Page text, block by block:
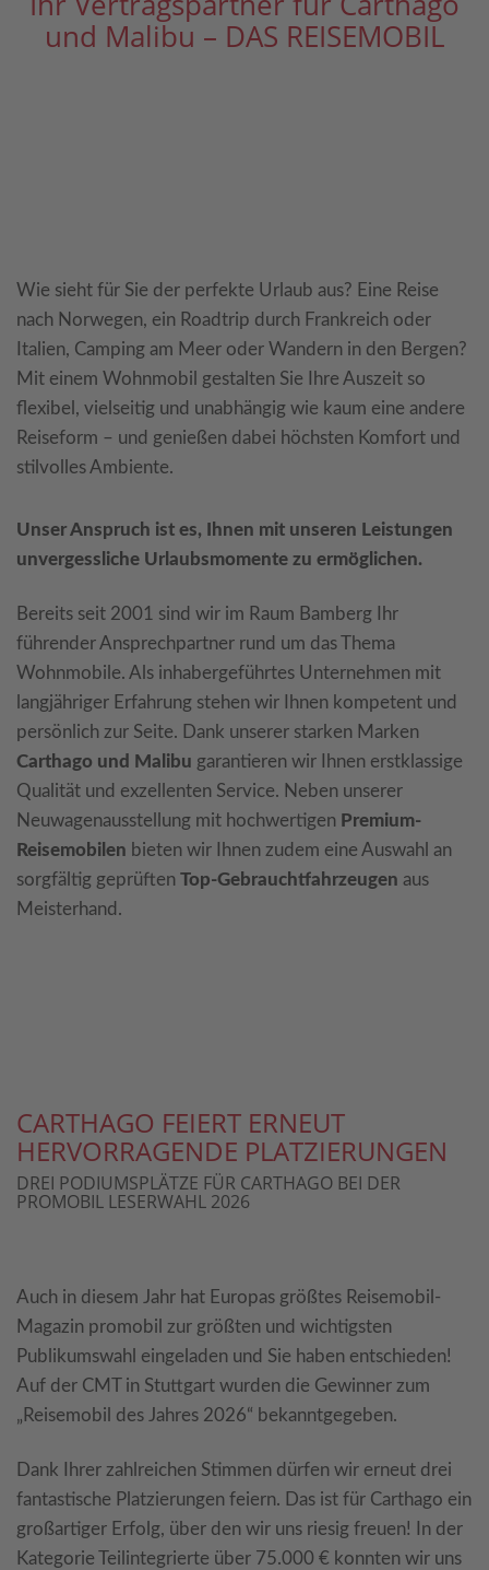
und Malibu – DAS REISEMOBIL
Wie sieht für Sie der perfekte Urlaub aus? Eine Reise
nach Norwegen, ein Roadtrip durch Frankreich oder
Italien, Camping am Meer oder Wandern in den Bergen?
Mit einem Wohnmobil gestalten Sie Ihre Auszeit so
flexibel, vielseitig und unabhängig wie kaum eine andere
Reiseform – und genießen dabei höchsten Komfort und
stilvolles Ambiente.
Unser Anspruch ist es, Ihnen mit unseren Leistungen
unvergessliche Urlaubsmomente zu ermöglichen.
Bereits seit 2001 sind wir im Raum Bamberg Ihr
führender Ansprechpartner rund um das Thema
Wohnmobile. Als inhabergeführtes Unternehmen mit
langjähriger Erfahrung stehen wir Ihnen kompetent und
persönlich zur Seite. Dank unserer starken Marken
Carthago und Malibu garantieren wir Ihnen erstklassige
Qualität und exzellenten Service. Neben unserer
Neuwagenausstellung mit hochwertigen Premium-
Reisemobilen bieten wir Ihnen zudem eine Auswahl an
sorgfältig geprüften Top-Gebrauchtfahrzeugen aus
Meisterhand.
CARTHAGO FEIERT ERNEUT
HERVORRAGENDE PLATZIERUNGEN
DREI PODIUMSPLÄTZE FÜR CARTHAGO BEI DER
PROMOBIL LESERWAHL 2026
Auch in diesem Jahr hat Europas größtes Reisemobil-
Magazin promobil zur größten und wichtigsten
Publikumswahl eingeladen und Sie haben entschieden!
Auf der CMT in Stuttgart wurden die Gewinner zum
„Reisemobil des Jahres 2026“ bekanntgegeben.
Dank Ihrer zahlreichen Stimmen dürfen wir erneut drei
fantastische Platzierungen feiern. Das ist für Carthago ein
großartiger Erfolg, über den wir uns riesig freuen! In der
Kategorie Teilintegrierte über 75.000 € konnten wir uns